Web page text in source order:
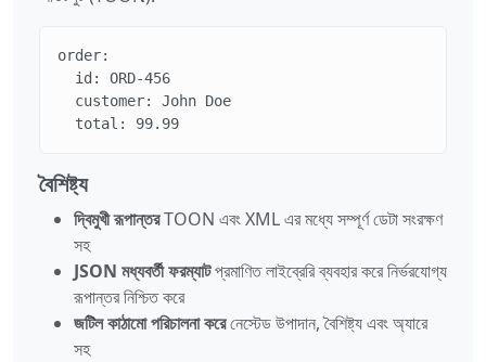
order:
  id: ORD-456
  customer: John Doe
  total: 99.99
বৈশিষ্ট্য
দ্বিমুখী রূপান্তরTOON এবং XML এর মধ্যে সম্পূর্ণ ডেটা সংরক্ষণ
সহ
JSON মধ্যবর্তী ফরম্যাটপ্রমাণিত লাইব্রেরি ব্যবহার করে নির্ভরযোগ্য
রূপান্তর নিশ্চিত করে
জটিল কাঠামো পরিচালনা করেনেস্টেড উপাদান, বৈশিষ্ট্য এবং অ্যারে
সহ